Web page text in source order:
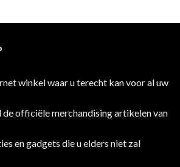
winkel waar u terecht kan voor al uw
de officiële merchandising artikelen van
en gadgets die u elders niet zal